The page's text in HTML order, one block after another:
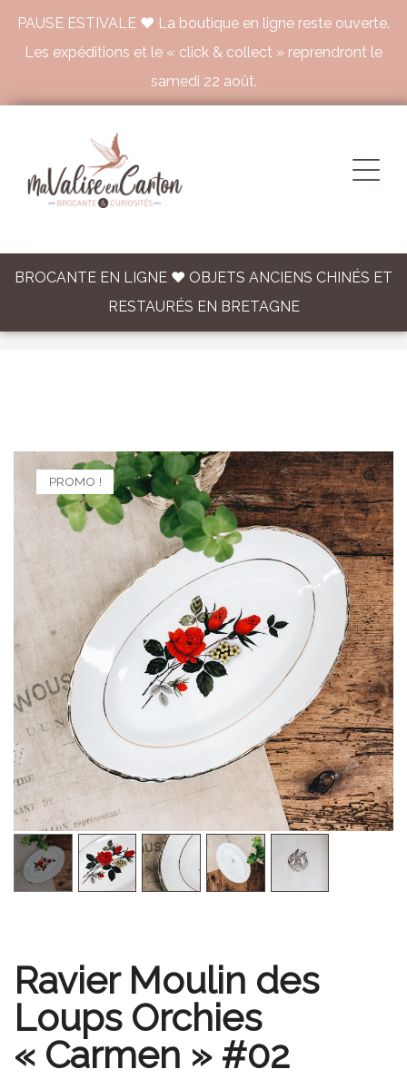
PAUSE ESTIVALE ♥ La boutique en ligne reste ouverte.
Les expéditions et le « click & collect » reprendront le
samedi 22 août.
BROCANTE EN LIGNE ♥ OBJETS ANCIENS CHINÉS ET
RESTAURÉS EN BRETAGNE
PROMO !
🔍
Ravier Moulin des
Loups Orchies
« Carmen » #02